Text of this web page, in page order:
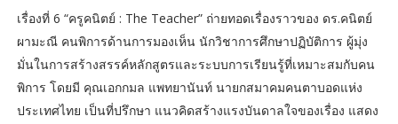
เรื่องที่ 6 “ครูคนิตย์ : The Teacher” ถ่ายทอดเรื่องราวของ ดร.คนิตย์
ผามะณี คนพิการด้านการมองเห็น นักวิชาการศึกษาปฏิบัติการ ผู้มุ่ง
มั่นในการสร้างสรรค์หลักสูตรและระบบการเรียนรู้ที่เหมาะสมกับคน
พิการ โดยมี คุณเอกกมล แพทยานันท์ นายกสมาคมคนตาบอดแห่ง
ประเทศไทย เป็นที่ปรึกษา แนวคิดสร้างแรงบันดาลใจของเรื่อง แสดง